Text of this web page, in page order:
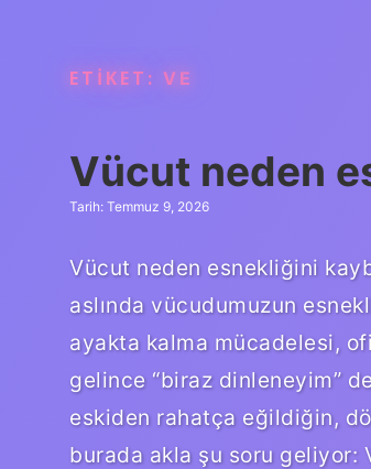
ETIKET: VE
Vücut neden
Tarih: Temmuz 9, 2026
Vücut neden esnekliğini
aslında vücudumuzun
ayakta kalma mücadelesi,
gelince “biraz dinleneyim”
eskiden rahatça eğildiğin,
burada akla şu soru geliyor: